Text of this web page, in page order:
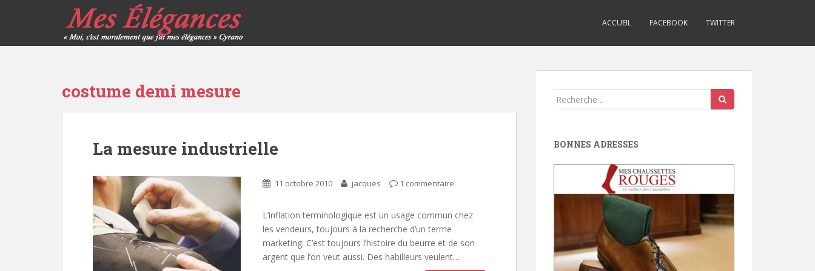
ACCUEIL FACEBOOK TWITTER
costume demi mesure
La mesure industrielle
11 octobre 2010 jacques 1 commentaire
L’inflation terminologique est un usage commun chez
les vendeurs, toujours à la recherche d’un terme
marketing. C’est toujours l’histoire du beurre et de son
argent que l’on veut aussi. Des habilleurs veulent…
Search
BONNES ADRESSES